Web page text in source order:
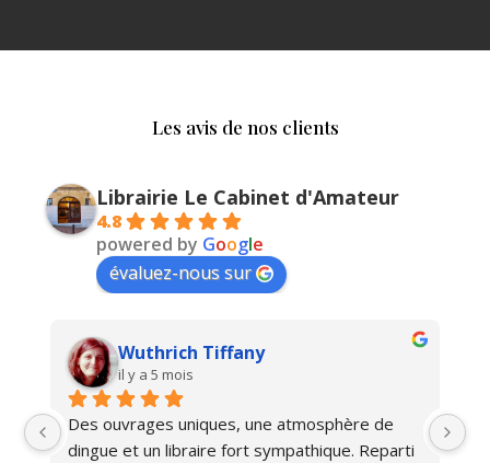
Les avis de nos clients
Librairie Le Cabinet d'Amateur
4.8
powered by Google
évaluez-nous sur
Wuthrich Tiffany
il y a 5 mois
Des ouvrages uniques, une atmosphère de
dingue et un libraire fort sympathique. Reparti